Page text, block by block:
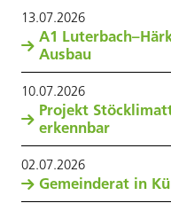
13.07.2026
A1
Ausbau
10.07.2026
Projekt
erkennbar
02.07.2026
Gemeinderat in